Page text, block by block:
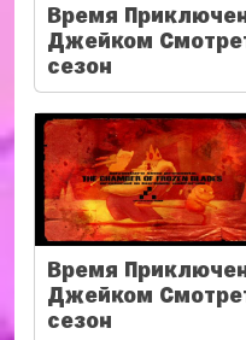
Время
Джейком
сезон
Время
Джейком
сезон